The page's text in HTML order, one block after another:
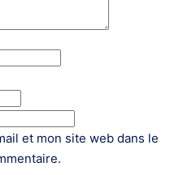
et mon site web dans le